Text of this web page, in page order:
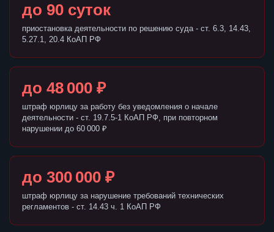
до 90 суток
приостановка деятельности по решению суда - ст. 6.3, 14.43,
5.27.1, 20.4 КоАП РФ
до 48 000 ₽
штраф юрлицу за работу без уведомления о начале
деятельности - ст. 19.7.5-1 КоАП РФ, при повторном
нарушении до 60 000 ₽
до 300 000 ₽
штраф юрлицу за нарушение требований технических
регламентов - ст. 14.43 ч. 1 КоАП РФ